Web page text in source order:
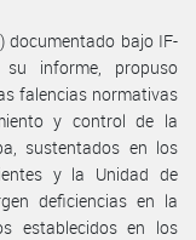
documentado bajo IF-
su informe, propuso
falencias normativas
y control de la
sustentados en los
y la Unidad de
deficiencias en la
establecidos en los